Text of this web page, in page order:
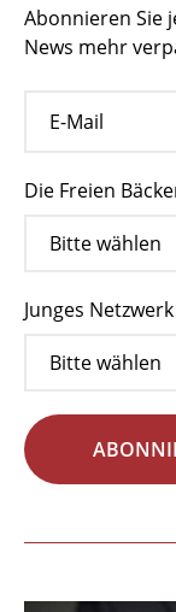
Abonnieren Sie
News mehr
Die Freien
Junges Netzwerk